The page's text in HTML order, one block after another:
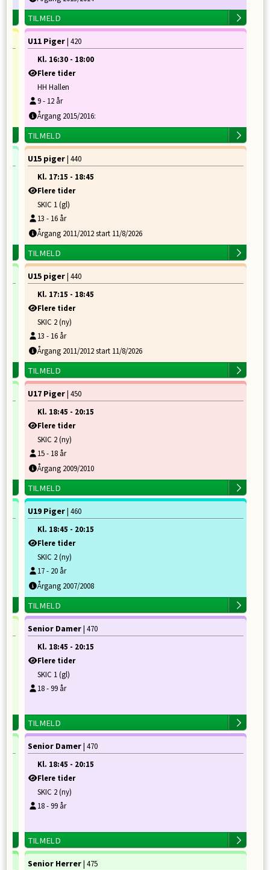
TILMELD
U11 Piger | 420
Kl. 16:30 - 18:00
Flere tider
HH Hallen
9- 12 år
Årgang 2015/2016:
TILMELD
U15 piger | 440
Kl. 17:15 - 18:45
Flere tider
SKIC 1 (gl)
13 - 16 år
Årgang 2011/2012 start 11/8/2026
TILMELD
U15 piger | 440
Kl. 17:15 - 18:45
Flere tider
SKIC 2 (ny)
13 - 16 år
Årgang 2011/2012 start 11/8/2026
TILMELD
U17 Piger | 450
Kl. 18:45 - 20:15
Flere tider
SKIC 2 (ny)
15- 18 år
Årgang 2009/2010
TILMELD
U19 Piger | 460
Kl. 18:45 - 20:15
Flere tider
SKIC 2 (ny)
17- 20 år
Årgang 2007/2008
TILMELD
Senior Damer | 470
Kl. 18:45 - 20:15
Flere tider
SKIC 1 (gl)
18-99 år
TILMELD
Senior Damer | 470
Kl. 18:45 - 20:15
Flere tider
SKIC 2 (ny)
18-99 år
TILMELD
Senior Herrer | 475